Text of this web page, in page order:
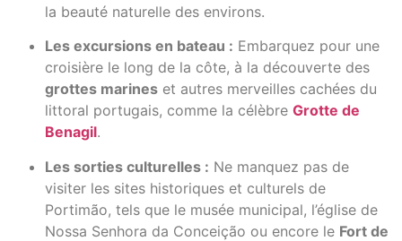
la beauté naturelle des environs.
Les excursions en bateau : Embarquez pour une
croisière le long de la côte, à la découverte des
grottes marines et autres merveilles cachées du
littoral portugais, comme la célèbre Grotte de
Benagil.
Les sorties culturelles : Ne manquez pas de
visiter les sites historiques et culturels de
Portimão, tels que le musée municipal, l’église de
Nossa Senhora da Conceição ou encore le Fort de